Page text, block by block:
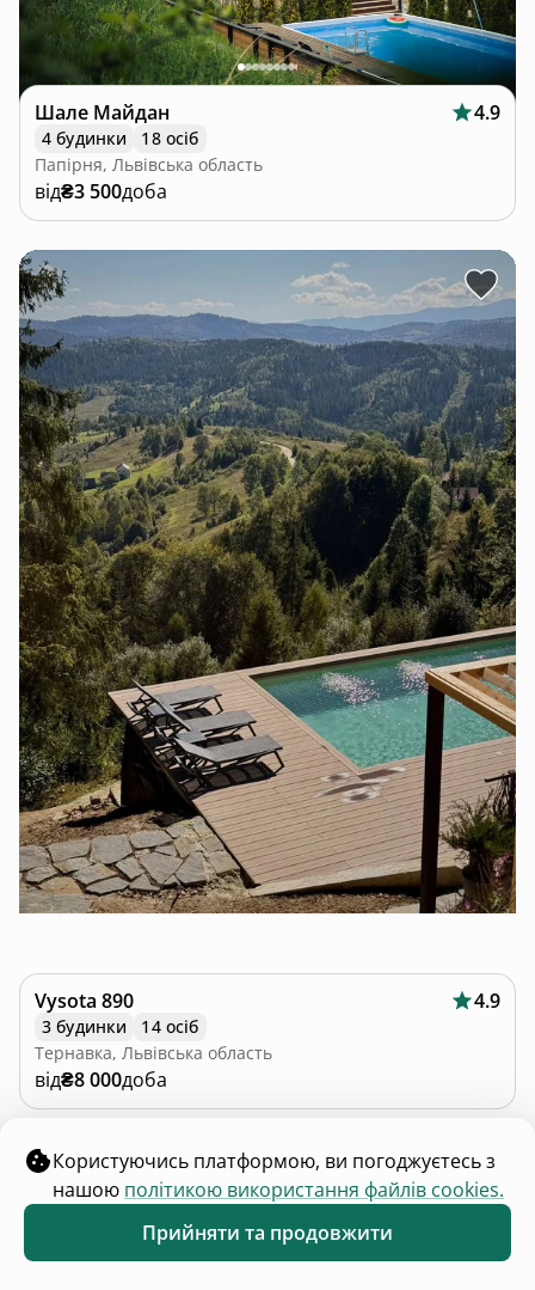
Шале Майдан 4.9
4 будинки
18 осіб
Папірня, Львівська область
від₴3 500доба
Vysota 890 4.9
3 будинки
14 осіб
Тернавка, Львівська область
від₴8 000доба
Користуючись платформою, ви погоджуєтесь з
нашою політикою використання файлів cookies.
Прийняти та продовжити
Каталог